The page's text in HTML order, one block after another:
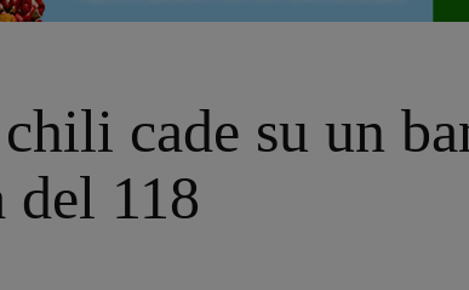
cade su un
del 118